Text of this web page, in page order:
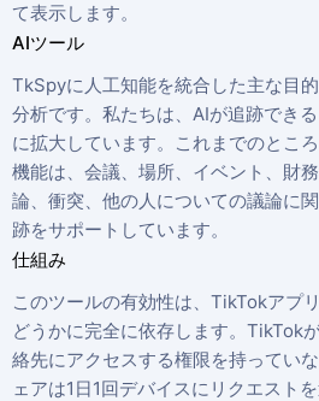
て表示します。
AIツール
TkSpyに人工知能を統合した主な目
分析です。私たちは、AIが追跡でき
に拡大しています。これまでのとこ
機能は、会議、場所、イベント、財
論、衝突、他の人についての議論に
跡をサポートしています。
仕組み
このツールの有効性は、TikTokアプ
どうかに完全に依存します。TikTok
絡先にアクセスする権限を持ってい
ェアは1日1回デバイスにリクエスト